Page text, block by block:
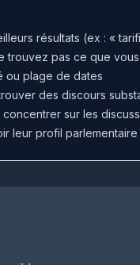
résultats (ex : «
trouvez pas ce que
ou plage de dates
des discours
sur les
leur profil